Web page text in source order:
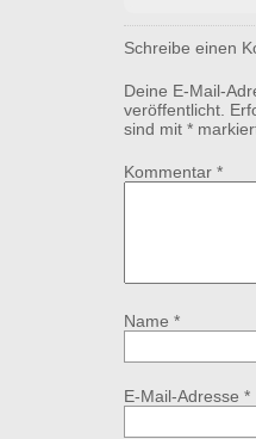
Schreibe einen
Deine E-Mail-
veröffentlicht.
sind mit *
Kommentar *
Name *
E-Mail-Adresse *